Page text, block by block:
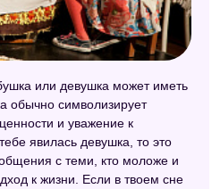
или девушка может иметь
обычно символизирует
и уважение к
явилась девушка, то это
с теми, кто моложе и
к жизни. Если в твоем сне